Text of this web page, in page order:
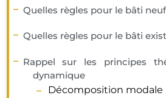
Quelles règles pour le bâti
Quelles règles pour le bâti
Rappel sur les principes
dynamique
Décomposition modale